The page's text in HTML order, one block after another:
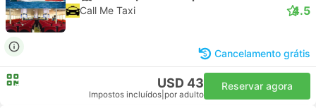
Call Me Taxi 4.5
Cancelamento grátis
USD 43
Impostos incluídos por adulto
Reservar agora